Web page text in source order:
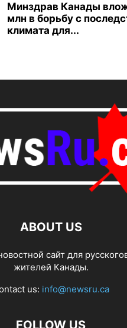
Минздрав Канады
млн в борьбу с
климата для...
ABOUT US
сайт для
жителей Канады.
us: info@newsru.ca
FOLLOW US